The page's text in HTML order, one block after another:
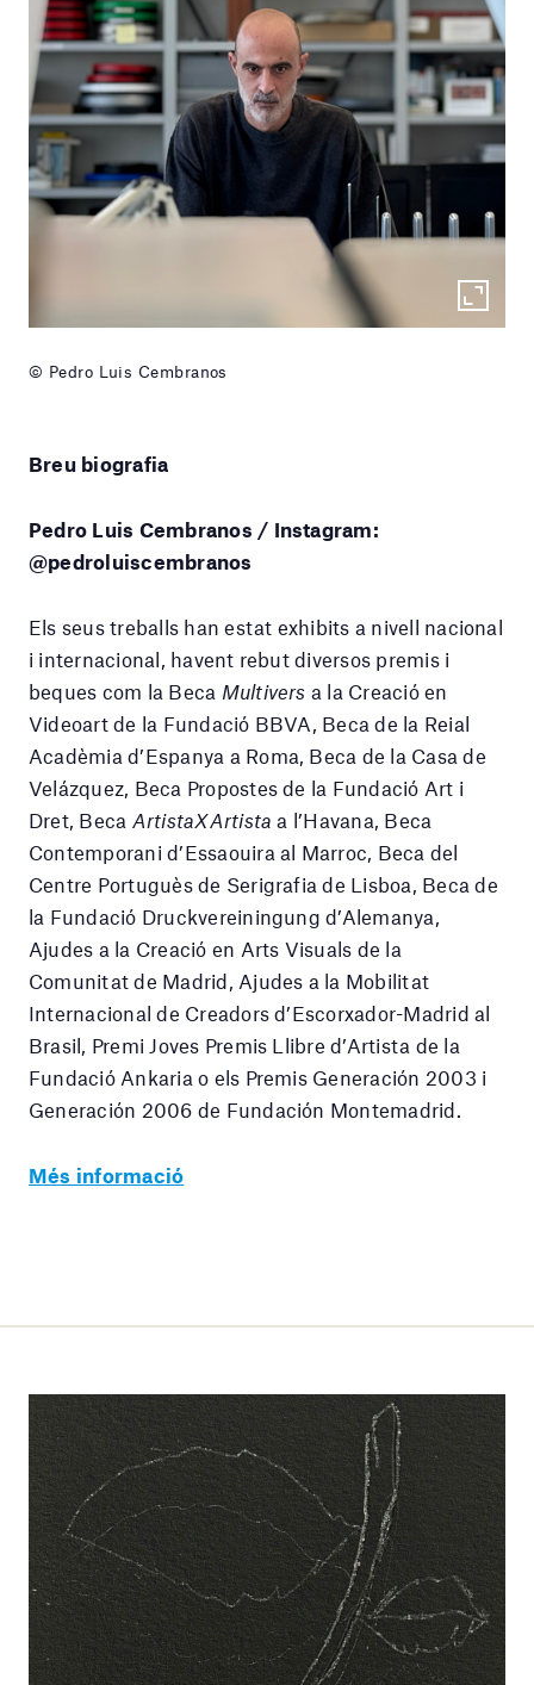
© Pedro Luis Cembranos
Breu biografia
Pedro Luis Cembranos / Instagram:
@pedroluiscembranos
Els seus treballs han estat exhibits a nivell nacional
i internacional, havent rebut diversos premis i
beques com la Beca Multivers a la Creació en
Videoart de la Fundació BBVA, Beca de la Reial
Acadèmia d’Espanya a Roma, Beca de la Casa de
Velázquez, Beca Propostes de la Fundació Art i
Dret, Beca ArtistaXArtista a l’Havana, Beca
Contemporani d’Essaouira al Marroc, Beca del
Centre Portuguès de Serigrafia de Lisboa, Beca de
la Fundació Druckvereiningung d’Alemanya,
Ajudes a la Creació en Arts Visuals de la
Comunitat de Madrid, Ajudes a la Mobilitat
Internacional de Creadors d’Escorxador-Madrid al
Brasil, Premi Joves Premis Llibre d’Artista de la
Fundació Ankaria o els Premis Generación 2003 i
Generación 2006 de Fundación Montemadrid.
Més informació